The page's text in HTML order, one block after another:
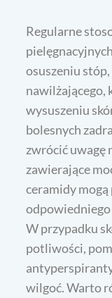
Regularne
osuszeniu stóp,
nawilżającego,
wysuszeniu
bolesnych
zwrócić uwagę
zawierające
ceramidy
W przypadku
potliwości,
wilgoć. Warto